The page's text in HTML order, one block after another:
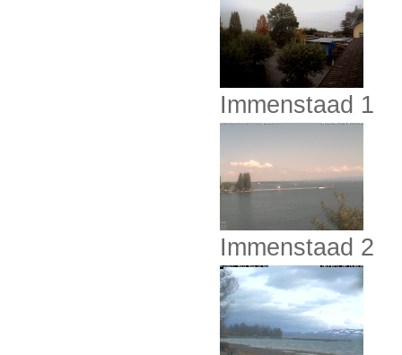
Immenstaad 1
Immenstaad 2